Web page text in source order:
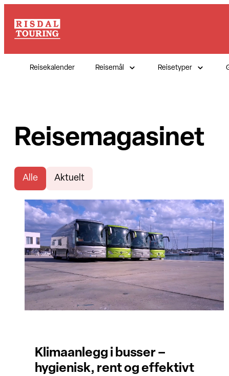
Reisekalender Reisemål Reisetyper
Reisemagasinet
Alle Aktuelt
Klimaanlegg i busser –
hygienisk, rent og effektivt